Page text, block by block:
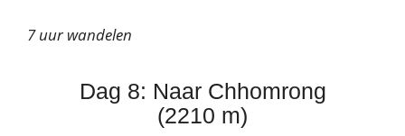
7 uur wandelen
Dag 8: Naar Chhomrong
(2210 m)